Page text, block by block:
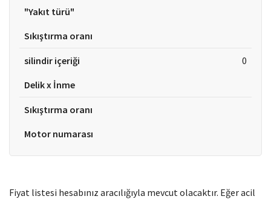
"Yakıt türü"
Sıkıştırma oranı
silindir içeriği
0
Delik x İnme
Sıkıştırma oranı
Motor numarası
Fiyat listesi hesabınız aracılığıyla mevcut olacaktır. Eğer acil